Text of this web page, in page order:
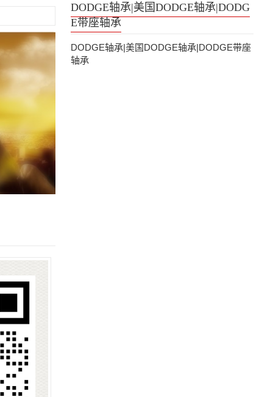
DODGE轴承|美国DODGE轴承|DODG
E带座轴承
DODGE轴承|美国DODGE轴承|DODGE带座
轴承